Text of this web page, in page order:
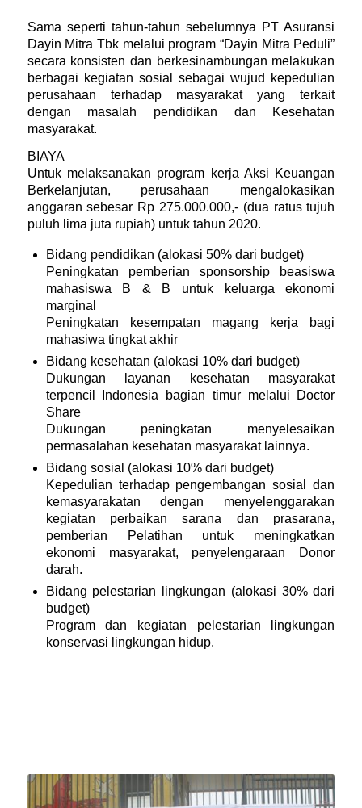
Sama seperti tahun-tahun sebelumnya PT Asuransi
Dayin Mitra Tbk melalui program “Dayin Mitra Peduli”
secara konsisten dan berkesinambungan melakukan
berbagai kegiatan sosial sebagai wujud kepedulian
perusahaan terhadap masyarakat yang terkait
dengan masalah pendidikan dan Kesehatan
masyarakat.
BIAYA
Untuk melaksanakan program kerja Aksi Keuangan
Berkelanjutan, perusahaan mengalokasikan
anggaran sebesar Rp 275.000.000,- (dua ratus tujuh
puluh lima juta rupiah) untuk tahun 2020.
Bidang pendidikan (alokasi 50% dari budget)
Peningkatan pemberian sponsorship beasiswa
mahasiswa B & B untuk keluarga ekonomi
marginal
Peningkatan kesempatan magang kerja bagi
mahasiwa tingkat akhir
Bidang kesehatan (alokasi 10% dari budget)
Dukungan layanan kesehatan masyarakat
terpencil Indonesia bagian timur melalui Doctor
Share
Dukungan peningkatan menyelesaikan
permasalahan kesehatan masyarakat lainnya.
Bidang sosial (alokasi 10% dari budget)
Kepedulian terhadap pengembangan sosial dan
kemasyarakatan dengan menyelenggarakan
kegiatan perbaikan sarana dan prasarana,
pemberian Pelatihan untuk meningkatkan
ekonomi masyarakat, penyelengaraan Donor
darah.
Bidang pelestarian lingkungan (alokasi 30% dari
budget)
Program dan kegiatan pelestarian lingkungan
konservasi lingkungan hidup.